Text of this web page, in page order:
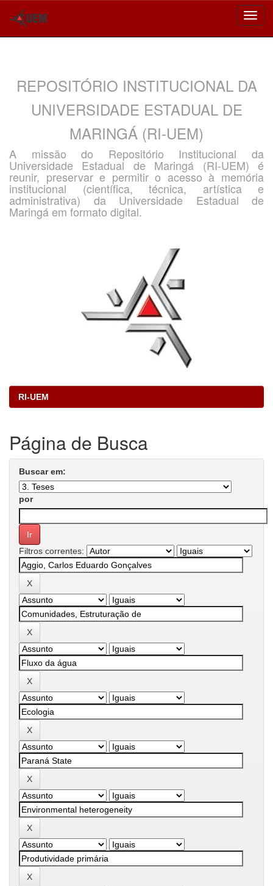
REPOSITÓRIO INSTITUCIONAL DA
UNIVERSIDADE ESTADUAL DE
MARINGÁ (RI-UEM)
A missão do Repositório Institucional da
Universidade Estadual de Maringá (RI-UEM) é
reunir, preservar e permitir o acesso à memória
institucional (científica, técnica, artística e
administrativa) da Universidade Estadual de
Maringá em formato digital.
RI-UEM
Página de Busca
Buscar em:
por
Filtros correntes: